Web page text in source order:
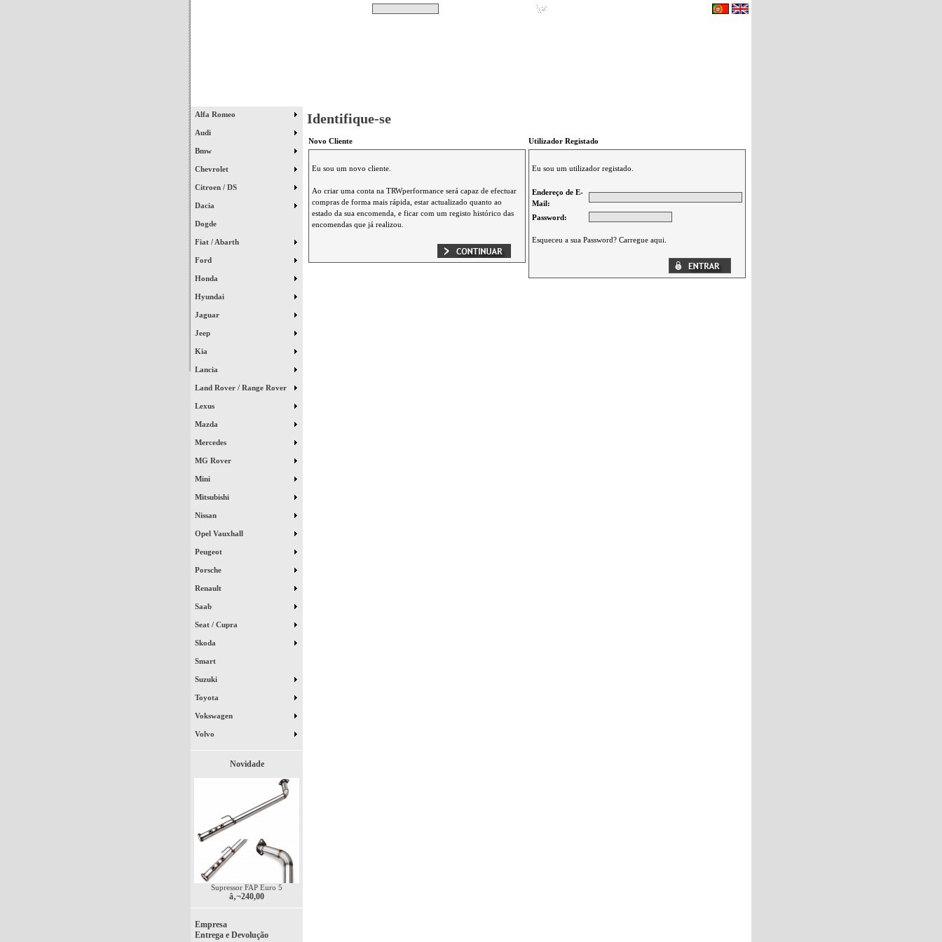
Alfa Romeo
Audi
Bmw
Chevrolet
Citroen / DS
Dacia
Dogde
Fiat / Abarth
Ford
Honda
Hyundai
Jaguar
Jeep
Kia
Lancia
Land Rover / Range Rover
Lexus
Mazda
Mercedes
MG Rover
Mini
Mitsubishi
Nissan
Opel Vauxhall
Peugeot
Porsche
Renault
Saab
Seat / Cupra
Skoda
Smart
Suzuki
Toyota
Vokswagen
Volvo
Novidade
Supressor FAP Euro 5
â‚¬240,00
Empresa
Entrega e Devolução
Identifique-se
Novo Cliente Utilizador Registado
Eu sou um novo cliente.
Ao criar uma conta na TRWperformance será capaz de efectuar
compras de forma mais rápida, estar actualizado quanto ao
estado da sua encomenda, e ficar com um registo histórico das
encomendas que já realizou.
Eu sou um utilizador registado.
Endereço de E-
Mail:
Password:
Esqueceu a sua Password? Carregue aqui.